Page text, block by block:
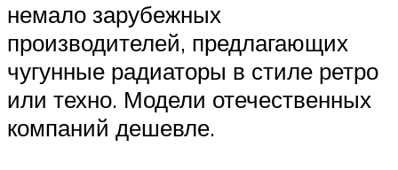
немало зарубежных
производителей, предлагающих
чугунные радиаторы в стиле ретро
или техно. Модели отечественных
компаний дешевле.